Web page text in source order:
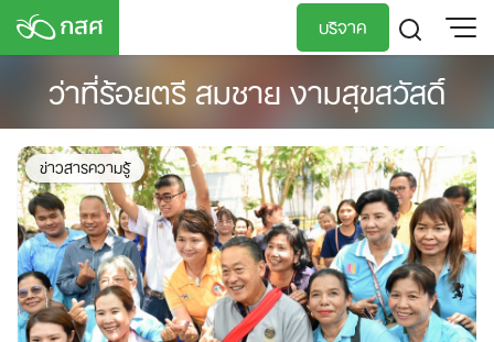
Skip
บริจาค
TH
EN
ว่าที่ร้อยตรี สมชาย งามสุขสวัสดิ์
ข่าวสารความรู้